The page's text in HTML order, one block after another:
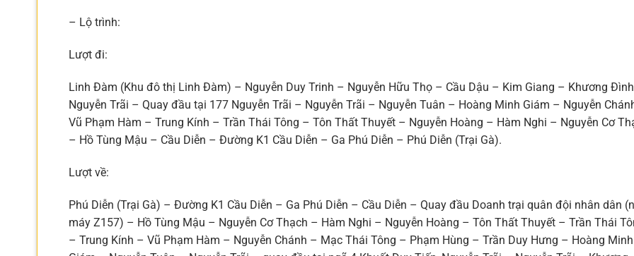
– Lộ trình:
Lượt đi:
Linh Đàm (Khu đô thị Linh Đàm) – Nguyễn Duy Trinh – Nguyễn Hữu Thọ – Cầu Dậu – Kim Giang – Khương
Nguyễn Trãi – Quay đầu tại 177 Nguyễn Trãi – Nguyễn Trãi – Nguyễn Tuân – Hoàng Minh Giám – Nguyễn
Vũ Phạm Hàm – Trung Kính – Trần Thái Tông – Tôn Thất Thuyết – Nguyễn Hoàng – Hàm Nghi – Nguyễn Cơ
– Hồ Tùng Mậu – Cầu Diễn – Đường K1 Cầu Diễn – Ga Phú Diễn – Phú Diễn (Trại Gà).
Lượt về:
Phú Diễn (Trại Gà) – Đường K1 Cầu Diễn – Ga Phú Diễn – Cầu Diễn – Quay đầu Doanh trại quân đội nhân dân
máy Z157) – Hồ Tùng Mậu – Nguyễn Cơ Thạch – Hàm Nghi – Nguyễn Hoàng – Tôn Thất Thuyết – Trần Thái
– Trung Kính – Vũ Phạm Hàm – Nguyễn Chánh – Mạc Thái Tông – Phạm Hùng – Trần Duy Hưng – Hoàng Minh